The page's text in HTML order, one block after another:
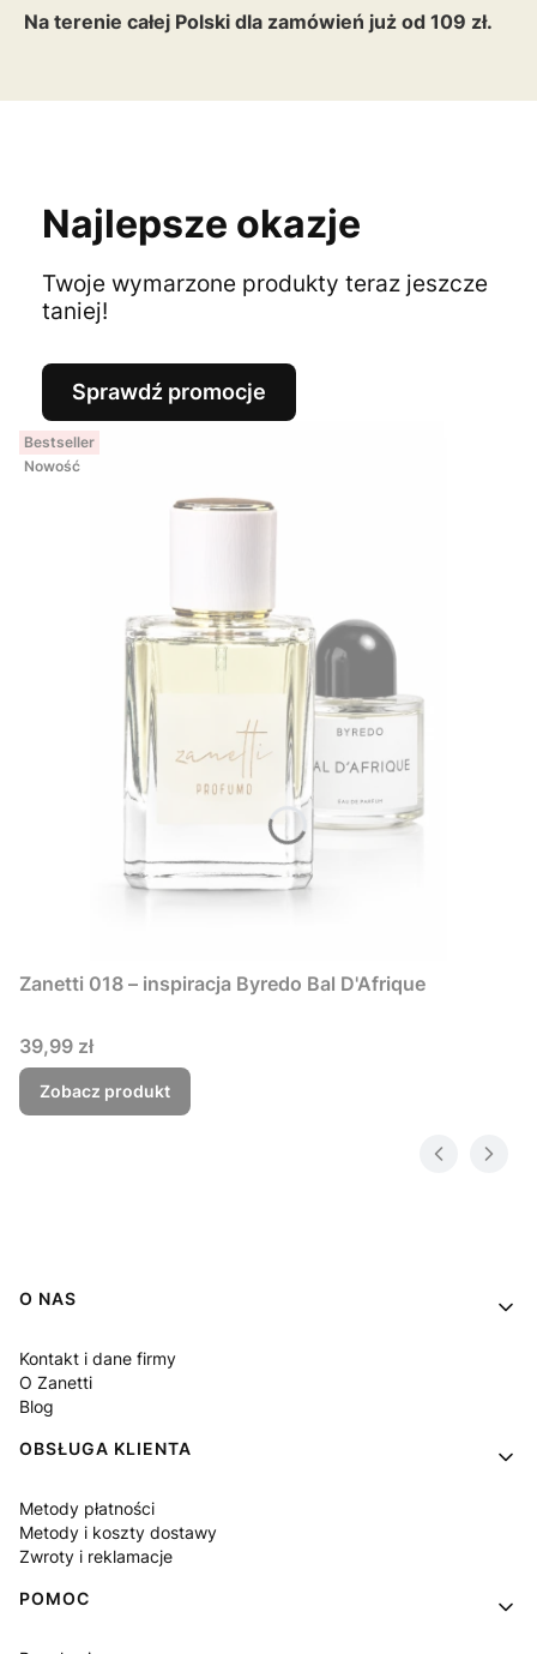
Na terenie całej Polski dla zamówień już od 109 zł.
Najlepsze okazje
Twoje wymarzone produkty teraz jeszcze
taniej!
Sprawdź promocje
Bestseller
Nowość
Zanetti 018 – inspiracja Byredo Bal D'Afrique
Cena
39,99 zł
Zobacz produkt
Linki w stopce
O NAS
Kontakt i dane firmy
O Zanetti
Blog
OBSŁUGA KLIENTA
Metody płatności
Metody i koszty dostawy
Zwroty i reklamacje
POMOC